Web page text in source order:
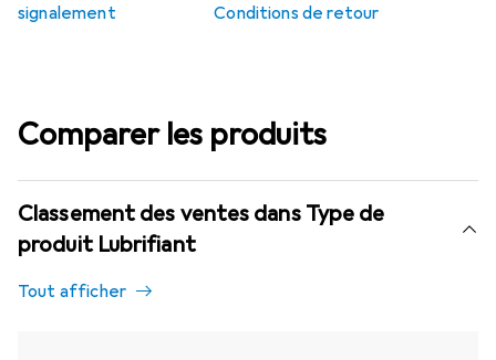
Conditions de retour
signalement
Comparer les produits
Classement des ventes dans Type de
produit Lubrifiant
Tout afficher